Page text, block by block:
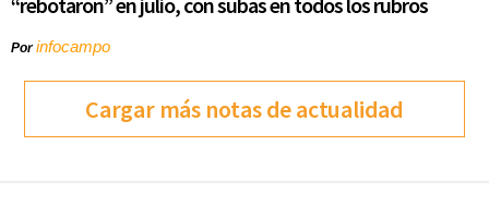
Porinfocampo
Cargar más notas de actualidad